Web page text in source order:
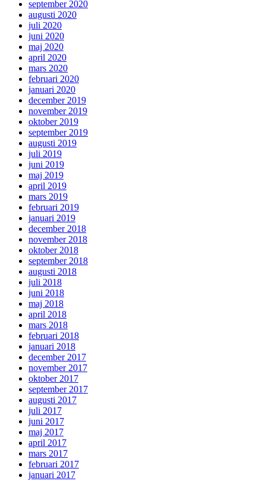
september 2020
augusti 2020
juli 2020
juni 2020
maj 2020
april 2020
mars 2020
februari 2020
januari 2020
december 2019
november 2019
oktober 2019
september 2019
augusti 2019
juli 2019
juni 2019
maj 2019
april 2019
mars 2019
februari 2019
januari 2019
december 2018
november 2018
oktober 2018
september 2018
augusti 2018
juli 2018
juni 2018
maj 2018
april 2018
mars 2018
februari 2018
januari 2018
december 2017
november 2017
oktober 2017
september 2017
augusti 2017
juli 2017
juni 2017
maj 2017
april 2017
mars 2017
februari 2017
januari 2017